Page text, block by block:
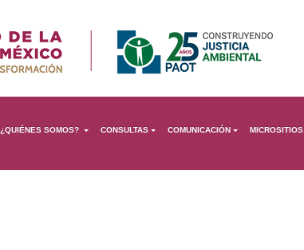
¿QUIÉNES SOMOS? CONSULTAS COMUNICACIÓN MICROSITIOS